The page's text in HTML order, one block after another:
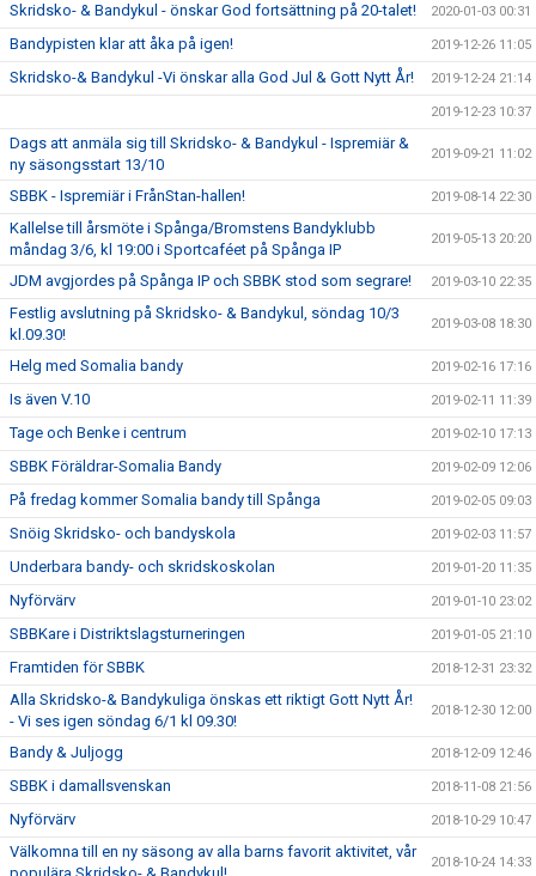
Skridsko- & Bandykul - önskar God fortsättning på 20-talet! 2020-01-03 00:31
Bandypisten klar att åka på igen! 2019-12-26 11:05
Skridsko-& Bandykul -Vi önskar alla God Jul & Gott Nytt År! 2019-12-24 21:14
2019-12-23 10:37
Dags att anmäla sig till Skridsko- & Bandykul - Ispremiär &
ny säsongsstart 13/10
2019-09-21 11:02
SBBK - Ispremiär i FrånStan-hallen! 2019-08-14 22:30
Kallelse till årsmöte i Spånga/Bromstens Bandyklubb
måndag 3/6, kl 19:00 i Sportcaféet på Spånga IP
2019-05-13 20:20
JDM avgjordes på Spånga IP och SBBK stod som segrare! 2019-03-10 22:35
Festlig avslutning på Skridsko- & Bandykul, söndag 10/3
kl.09.30!
2019-03-08 18:30
Helg med Somalia bandy 2019-02-16 17:16
Is även V.10 2019-02-11 11:39
Tage och Benke i centrum 2019-02-10 17:13
SBBK Föräldrar-Somalia Bandy 2019-02-09 12:06
På fredag kommer Somalia bandy till Spånga 2019-02-05 09:03
Snöig Skridsko- och bandyskola 2019-02-03 11:57
Underbara bandy- och skridskoskolan 2019-01-20 11:35
Nyförvärv 2019-01-10 23:02
SBBKare i Distriktslagsturneringen 2019-01-05 21:10
Framtiden för SBBK 2018-12-31 23:32
Alla Skridsko-& Bandykuliga önskas ett riktigt Gott Nytt År!
- Vi ses igen söndag 6/1 kl 09.30!
2018-12-30 12:00
Bandy & Juljogg 2018-12-09 12:46
SBBK i damallsvenskan 2018-11-08 21:56
Nyförvärv 2018-10-29 10:47
Välkomna till en ny säsong av alla barns favorit aktivitet, vår
2018-10-24 14:33